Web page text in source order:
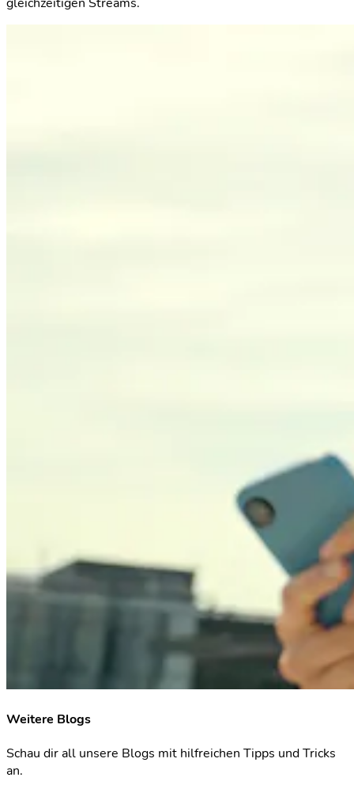
Weitere Blogs
Schau dir all unsere Blogs mit hilfreichen Tipps und Tricks
an.